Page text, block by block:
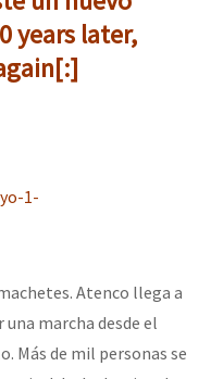
years later,
Atenco llega a
una marcha desde el
Más de mil personas se